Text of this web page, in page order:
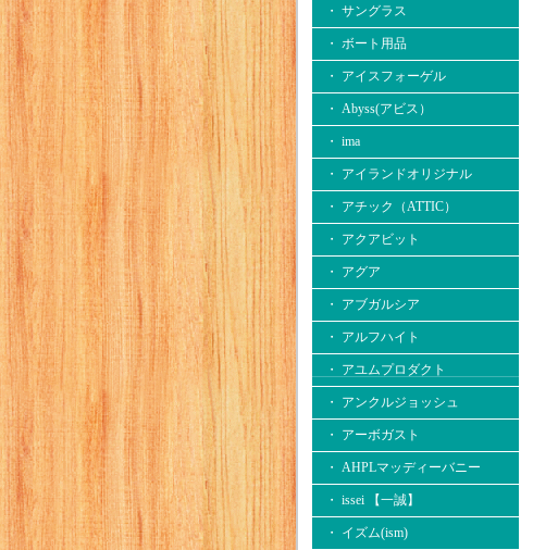
・ サングラス
・ ボート用品
・ アイスフォーゲル
・ Abyss(アビス）
・ ima
・ アイランドオリジナル
・ アチック（ATTIC）
・ アクアビット
・ アグア
・ アブガルシア
・ アルフハイト
・ アユムプロダクト
・ アンクルジョッシュ
・ アーボガスト
・ AHPLマッディーバニー
・ issei 【一誠】
・ イズム(ism)